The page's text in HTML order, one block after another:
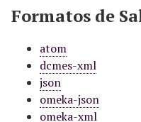
Formatos de
atom
dcmes-xml
json
omeka-json
omeka-xml